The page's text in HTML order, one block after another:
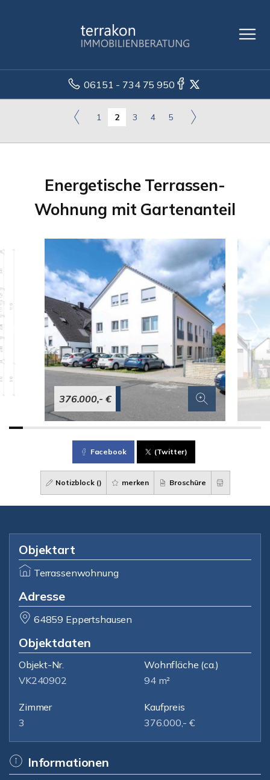
06151 - 734 75 950
1 2 3 4 5
Energetische Terrassen-
Wohnung mit Gartenanteil
376.000,- €
Facebook (Twitter)
Notizblock () merken Broschüre
Objektart
Terrassenwohnung
Adresse
64859 Eppertshausen
Objektdaten
Objekt-Nr.
VK240902
Wohnfläche (ca.)
94 m²
Zimmer
3
Kaufpreis
376.000,- €
Informationen